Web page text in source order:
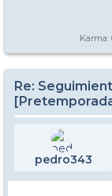
Karma:
Re:
pedro343